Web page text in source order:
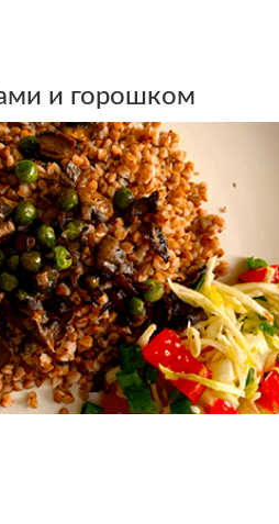
и горошком